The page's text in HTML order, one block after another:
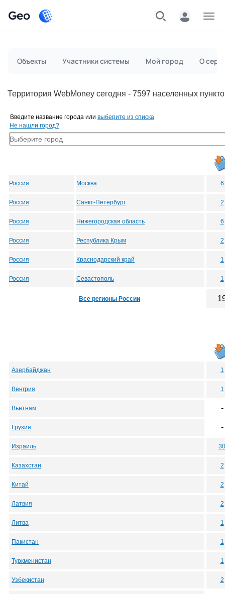
Geo
Объекты Участники системы Мой город О
Территория WebMoney сегодня - 7597 населенных
Введите название города или выберите из списка
Не нашли город?
Россия Москва 6
Россия Санкт-Петербург 2
Россия Нижегородская область 6
Россия Республика Крым 2
Россия Краснодарский край 1
Россия Севастополь 1
Все регионы России
Азербайджан 1
Венгрия 1
Вьетнам -
Грузия -
Израиль 30
Казахстан 2
Китай 2
Латвия 2
Литва 1
Пакистан 1
Туркменистан 1
Узбекистан 2